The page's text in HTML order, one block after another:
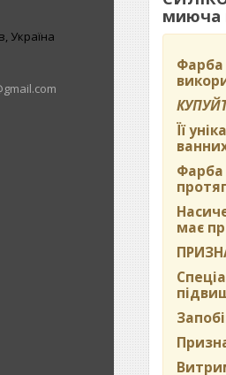
Україна
миюча
Фарба
Її
Фарба
має